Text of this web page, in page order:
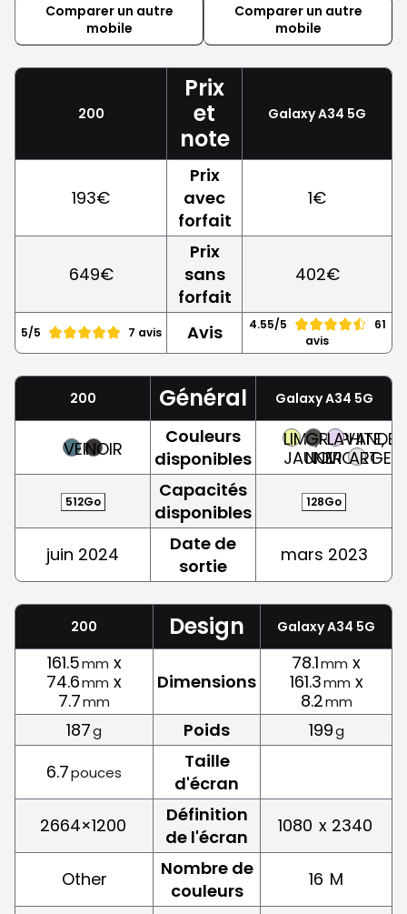
Comparer un autre
mobile
Comparer un autre
mobile
200
Prix
et
note
Galaxy A34 5G
193€
Prix
avec
forfait
1€
649€
Prix
sans
forfait
402€
5/5 7 avis Avis 4.55/5
61
avis
200 Général Galaxy A34 5G
VERTNOIR
Couleurs
disponibles
LIME,
JAUNE
GRAPHITE,
NOIR
LAVANDE,
VIOLET
512Go
Capacités
disponibles
128Go
juin 2024
Date de
sortie
mars 2023
200 Design Galaxy A34 5G
161.5mm x
74.6mm x
7.7mm
Dimensions
78.1mm x
161.3mm x
8.2mm
187g Poids 199g
6.7pouces
Taille
d'écran
2664×1200
Définition
de l'écran
1080 x 2340
Other
Nombre de
couleurs
16 M